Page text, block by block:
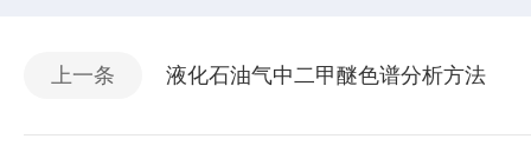
上一条 液化石油气中二甲醚色谱分析方法